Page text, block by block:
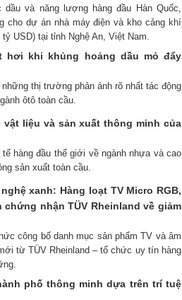
và năng lượng hàng đầu Hàn Quốc,
dự án nhà máy điện và kho cảng khí
USD) tại tỉnh Nghệ An, Việt Nam.
hơi khi khủng hoảng dầu mỏ đẩy
thị trường phản ánh rõ nhất tác động
ôtô toàn cầu.
vật liệu và sản xuất thông minh của
hàng đầu thế giới về ngành nhựa và cao
sản xuất toàn cầu.
xanh: Hàng loạt TV Micro RGB,
chứng nhận TÜV Rheinland về giảm
công bố danh mục sản phẩm TV và âm
từ TÜV Rheinland – tổ chức uy tín hàng
phố thông minh dựa trên trí tuệ